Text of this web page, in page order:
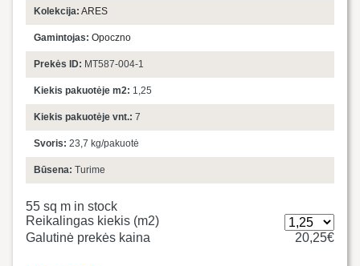
Kolekcija: ARES
Gamintojas: Opoczno
Prekės ID: MT587-004-1
Kiekis pakuotėje m2: 1,25
Kiekis pakuotėje vnt.: 7
Svoris: 23,7 kg/pakuotė
Būsena: Turime
55 sq m in stock
Reikalingas kiekis (m2)
Galutinė prekės kaina
20,25€